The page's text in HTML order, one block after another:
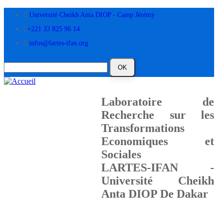
contenu
Université Cheikh Anta DIOP - Camp Jérémy
+221 33 825 96 14
infos@lartes-ifan.org
Laboratoire de
Recherche sur les
Transformations
Economiques et
Sociales
LARTES-IFAN -
Université Cheikh
Anta DIOP De Dakar